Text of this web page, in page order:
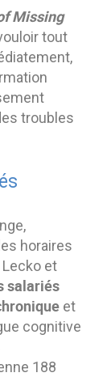
Missing
tout
troubles
horaires
et
salariés
et
cognitive
188